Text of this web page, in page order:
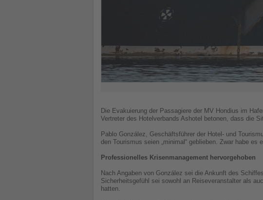
Die Evakuierung der Passagiere der MV Hondius im
Vertreter des Hotelverbands Ashotel betonen, dass die
Pablo González, Geschäftsführer der Hotel- und
den Tourismus seien „minimal“ geblieben. Zwar habe
Professionelles Krisenmanagement hervorgehoben
Nach Angaben von González sei die Ankunft des
Sicherheitsgefühl sei sowohl an Reiseveranstalter als
hatten.